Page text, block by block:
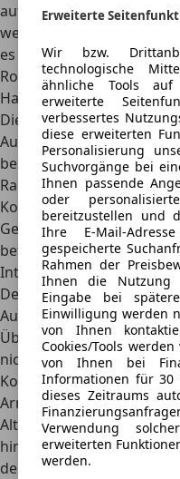
auf die identischen
weitere Design wurde an
es durchaus auch zu
Rocsta besitzt rundliche
Halogentechnik zum
Die
Front- und
Ausführungen aus
besitzen. Die vorderen
Radläufen, während es
Kombinationseinheiten
Gestänge aufgehängt
befestigt.
Interieur
Der Innenraum des Kia
Ausstattung reduziert.
Überlegung einher, dass
nicht gebraucht wird.
Kosten möglichst gering
Armaturenbrett sind
Alter aber eine gute
hinaus können sich
der Zeit lösen, wodurch
Erweiterte
Wir bzw.
technologische
ähnliche Tools
erweiterte
verbessertes
diese erweiterten
Personalisierung
Suchvorgänge bei
Ihnen passende
oder
bereitzustellen und
Ihre E-Mail-
gespeicherte
Rahmen der
Ihnen die Nutzung
Eingabe bei
Einwilligung werden
von Ihnen
Cookies/Tools
von Ihnen bei
Informationen für 30
dieses Zeitraums
Verwendung
erweiterten
werden.